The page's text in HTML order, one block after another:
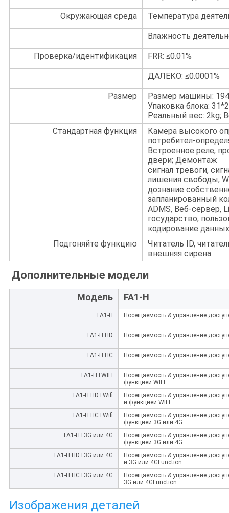
Окружающая среда Температура
Влажность
Проверка/идентификация FRR: ≤0.01%
ДАЛЕКО: ≤0.0001%
Размер
Размер машины: 194
Упаковка блока:
Реальный вес: 2kg;
Стандартная функция
Камера высокого
потребител-
Встроенное реле,
двери; Демонтаж
сигнал тревоги,
лишения свободы;
дознание
запланированный
ADMS, Веб-сервер,
государство,
кодирование
Подгоняйте функцию
Читатель ID,
внешняя сирена
Дополнительные модели
Модель FA1-H
FA1-H Посещаемость & управление
FA1-H+ID Посещаемость & управление
FA1-H+IC Посещаемость & управление
FA1-H+WIFI
Посещаемость & управление
функцией WIFI
FA1-H+ID+Wifi
Посещаемость & управление
и функцией WIFI
FA1-H+IC+Wifi
Посещаемость & управление
функцией 3G или 4G
FA1-H+3G или 4G
Посещаемость & управление
функцией 3G или 4G
FA1-H+ID+3G или 4G
Посещаемость & управление
и 3G или 4GFunction
FA1-H+IC+3G или 4G
Посещаемость & управление
3G или 4GFunction
Изображения деталей